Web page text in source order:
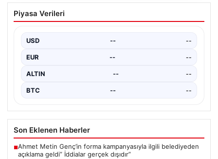
Cem Küçük Soruşturması
Çerçevesinde Beyaz TV Programcısı
Son dönemde medyada geniş yankı uyanan Cem Küçük
Soruşturma…
Piyasa Verileri
USD -- --
EUR -- --
ALTIN -- --
BTC -- --
Son Eklenen Haberler
■Ahmet Metin Genç’in forma kampanyasıyla ilgili belediyeden
açıklama geldi” İddialar gerçek dışıdır”